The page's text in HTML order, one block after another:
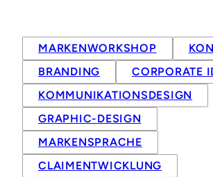
MARKENWORKSHOP
BRANDING
CORPORATE
KOMMUNIKATIONSDESIGN
GRAPHIC-DESIGN
MARKENSPRACHE
CLAIMENTWICKLUNG